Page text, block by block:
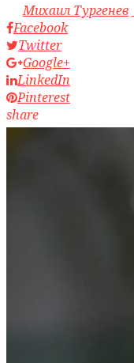
byМихаил Тургенев
Facebook
Twitter
Google+
LinkedIn
Pinterest
share